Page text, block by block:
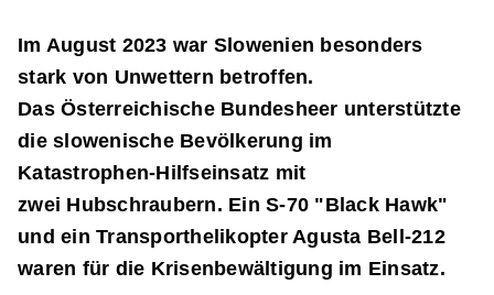
Im August 2023 war Slowenien besonders
stark von Unwettern betroffen.
Das Österreichische Bundesheer unterstützte
die slowenische Bevölkerung im
Katastrophen-Hilfseinsatz mit
zwei Hubschraubern. Ein S-70 "Black Hawk"
und ein Transporthelikopter Agusta Bell-212
waren für die Krisenbewältigung im Einsatz.